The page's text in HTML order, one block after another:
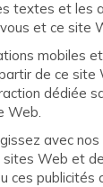
textes et les
et ce site
mobiles
de ce site
dédiée
Web.
avec
Web et
ces publicités